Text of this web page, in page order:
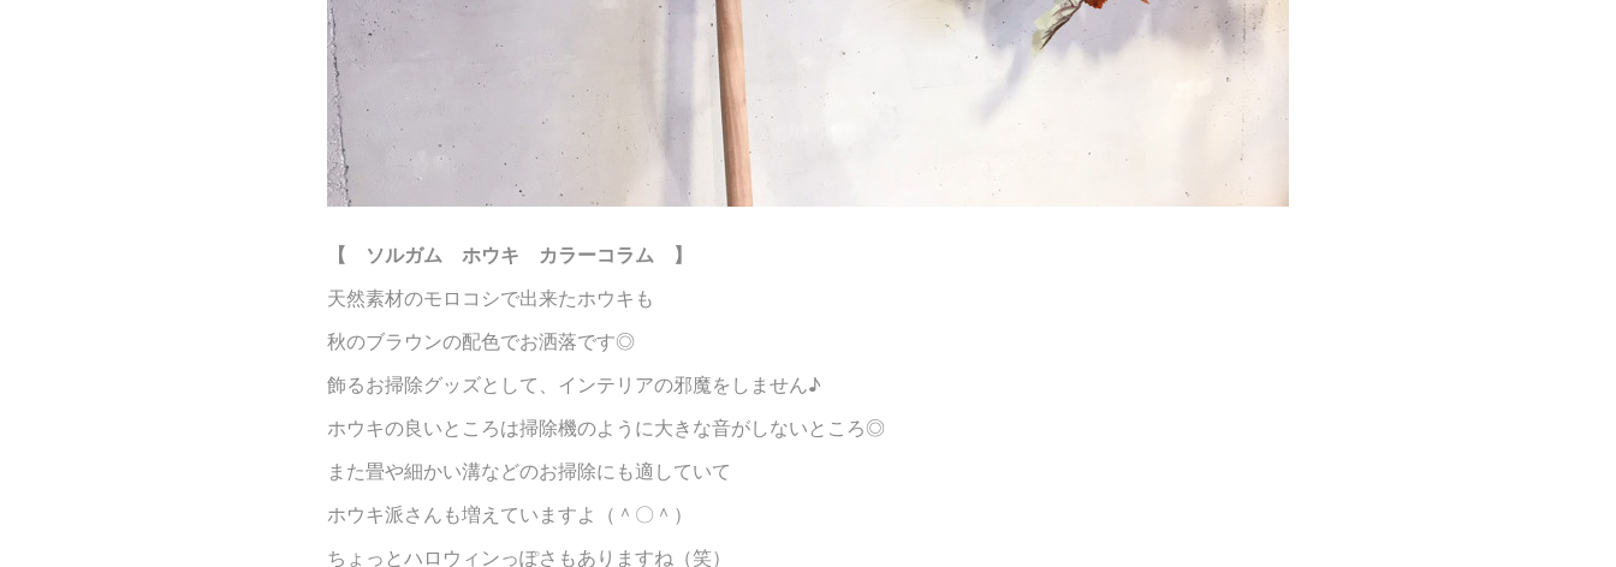
【 ソルガム ホウキ カラーコラム 】
天然素材のモロコシで出来たホウキも
秋のブラウンの配色でお洒落です◎
飾るお掃除グッズとして、インテリアの邪魔をしません♪
ホウキの良いところは掃除機のように大きな音がしないところ◎
また畳や細かい溝などのお掃除にも適していて
ホウキ派さんも増えていますよ（＾〇＾）
ちょっとハロウィンっぽさもありますね（笑）